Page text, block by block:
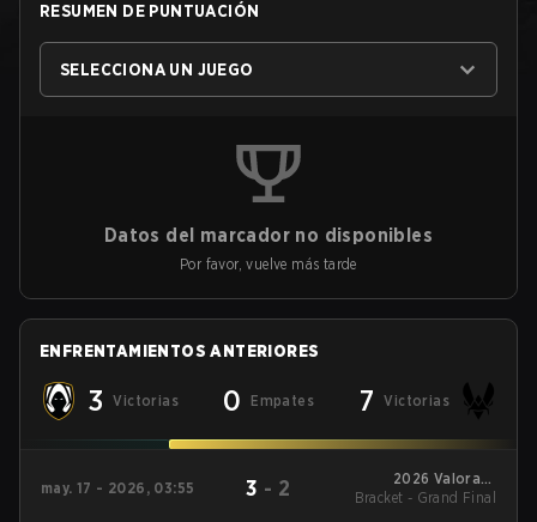
RESUMEN DE PUNTUACIÓN
SELECCIONA UN JUEGO
Datos del marcador no disponibles
Por favor, vuelve más tarde
ENFRENTAMIENTOS ANTERIORES
3 Victorias 0 Empates 7 Victorias
may. 17 - 2026, 03:55 3 - 2
2026 Valorant
Champions Tour:
Bracket - Grand Final